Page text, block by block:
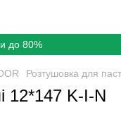
до 80%
Розтушовка для
12*147 K-I-N